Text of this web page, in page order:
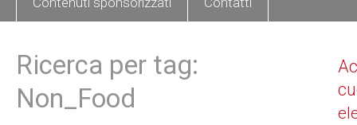
Ricerca per tag:
Non_Food